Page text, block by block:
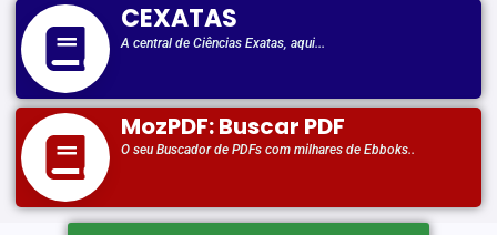
CEXATAS
A central de Ciências Exatas, aqui...
MozPDF: Buscar PDF
O seu Buscador de PDFs com milhares de Ebboks..